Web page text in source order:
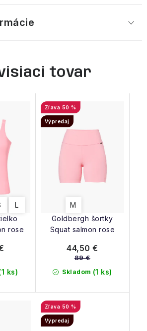
tovar
rose
L
ks)
Goldbergh šortky
Squat salmon rose
50 %
Výpredaj
M
Skladom (1 ks)
44,50 €
89 €
50 %
Výpredaj